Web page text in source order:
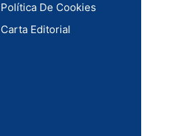
Política De Cookies
Carta Editorial